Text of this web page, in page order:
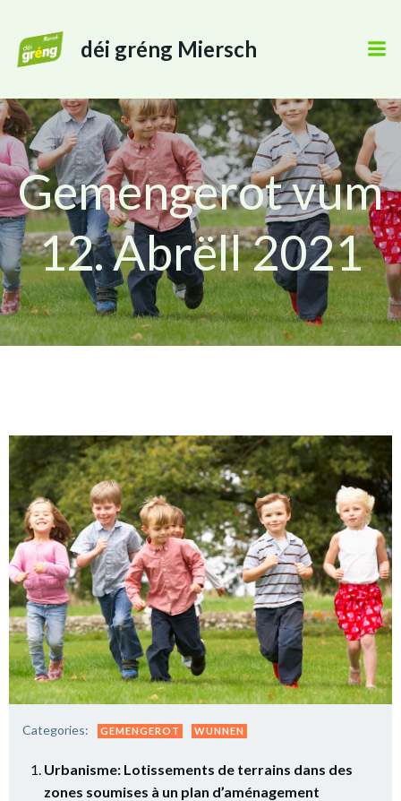
déi gréng Miersch
Gemengerot vum
12. Abrëll 2021
Categories: GEMENGEROT WUNNEN
Urbanisme: Lotissements de terrains dans des
zones soumises à un plan d’aménagement